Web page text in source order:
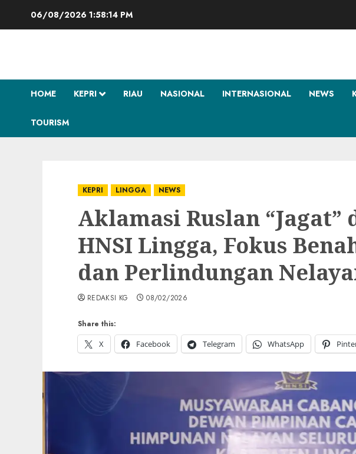
06/08/2026 1:58:15 PM
HOME KEPRI RIAU NASIONAL INTERNASIONAL NEWS
TOURISM
KEPRI LINGGA NEWS
Aklamasi Ruslan “Jagat”
HNSI Lingga, Fokus
dan Perlindungan
Share this:
X
Facebook Telegram WhatsApp
REDAKSI KG 08/02/2026